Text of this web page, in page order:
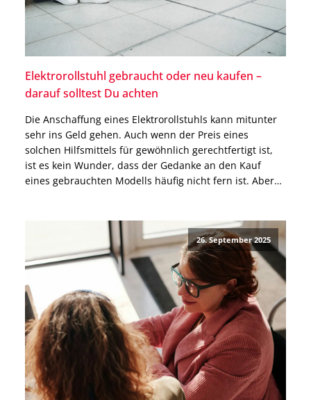
Elektrorollstuhl gebraucht oder neu kaufen –
darauf solltest Du achten
Die Anschaffung eines Elektrorollstuhls kann mitunter
sehr ins Geld gehen. Auch wenn der Preis eines
solchen Hilfsmittels für gewöhnlich gerechtfertigt ist,
ist es kein Wunder, dass der Gedanke an den Kauf
eines gebrauchten Modells häufig nicht fern ist. Aber
26. September 2025